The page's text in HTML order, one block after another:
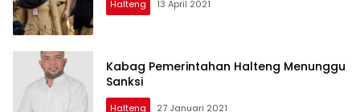
Halteng 13 April 2021
Kabag Pemerintahan Halteng Menunggu
Sanksi
Halteng 27 Januari 2021